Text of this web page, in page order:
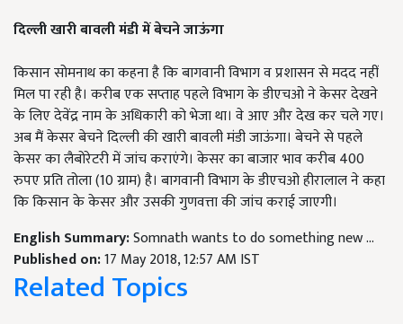
दिल्ली खारी बावली मंडी में बेचने जाऊंगा
किसान सोमनाथ का कहना है कि बागवानी विभाग व प्रशासन से मदद नहीं
मिल पा रही है। करीब एक सप्ताह पहले विभाग के डीएचओ ने केसर देखने
के लिए देवेंद्र नाम के अधिकारी को भेजा था। वे आए और देख कर चले गए।
अब मैं केसर बेचने दिल्ली की खारी बावली मंडी जाऊंगा। बेचने से पहले
केसर का लैबोरेटरी में जांच कराएंगे। केसर का बाजार भाव करीब 400
रुपए प्रति तोला (10 ग्राम) है। बागवानी विभाग के डीएचओ हीरालाल ने कहा
कि किसान के केसर और उसकी गुणवत्ता की जांच कराई जाएगी।
English Summary:Somnath wants to do something new ...
Published on:17 May 2018, 12:57 AM IST
Related Topics